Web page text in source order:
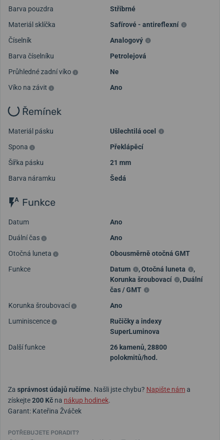
Barva pouzdra
Stříbrné
Materiál sklíčka
Safírové - antireflexní
Číselník
Analogový
Barva číselníku
Petrolejová
Průhledné zadní víko
Ne
Víko na závit
Ano
Řemínek
Materiál pásku
Ušlechtilá ocel
Spona
Překlápěcí
Šířka pásku
21 mm
Barva náramku
Šedá
Funkce
Datum
Ano
Duální čas
Ano
Otočná luneta
Obousměrně otočná GMT
Funkce
Datum ,Otočná luneta
,
Korunka šroubovací
, Duální
čas / GMT
Korunka šroubovací
Ano
Luminiscence
Ručičky a indexy
SuperLuminova
Další funkce
26 kamenů, 28800
polokmitů/hod.
Za správnost údajů ručíme. Našli jste chybu? Napište náma
získejte200 Kč na nákup hodinek.
Garant: Kateřina Žváček
POTŘEBUJETE PORADIT?